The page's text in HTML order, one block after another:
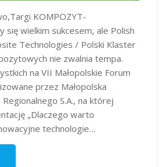
KOMPOZYT-
się wielkim sukcesem, ale Polish
Technologies / Polski Klaster
nie zwalnia tempa.
na VII Małopolskie Forum
przez Małopolska
S.A., na której
„Dlaczego warto
technologie…